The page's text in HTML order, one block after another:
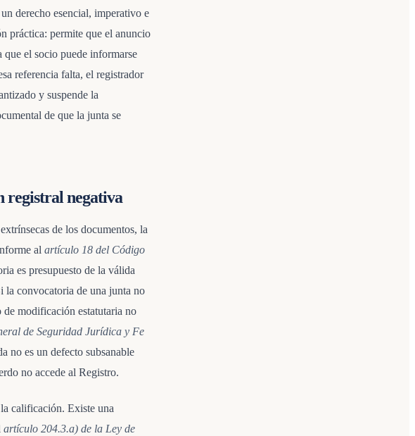
derecho esencial, imperativo e
práctica: permite que el anuncio
que el socio puede informarse
referencia falta, el registrador
y suspende la
de que la junta se
registral negativa
de los documentos, la
al artículo 18 del Código
es presupuesto de la válida
la convocatoria de una junta no
de modificación estatutaria no
de Seguridad Jurídica y Fe
no es un defecto subsanable
no accede al Registro.
calificación. Existe una
artículo 204.3.a) de la Ley de